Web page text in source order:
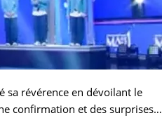
sa révérence en dévoilant le
confirmation et des surprises…